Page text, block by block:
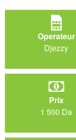
Operateur
Djezzy
Prix
1 500 Da